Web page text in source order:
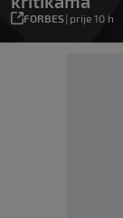
FORBES| prije 10 h